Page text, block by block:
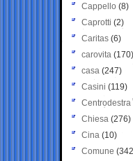
Cappello (8)
Caprotti (2)
Caritas (6)
carovita (170)
casa (247)
Casini (119)
Chiesa (276)
Cina (10)
Comune